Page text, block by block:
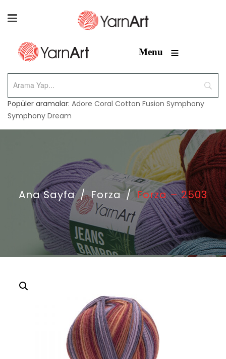
Menu ≡
Popüler aramalar: Adore Coral Cotton Fusion Symphony
Symphony Dream
Ana Sayfa / Forza / Forza – 2503